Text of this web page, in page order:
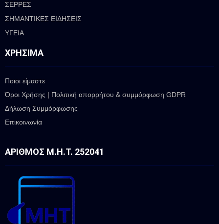
ΣΕΡΡΕΣ
ΣΗΜΑΝΤΙΚΕΣ ΕΙΔΗΣΕΙΣ
ΥΓΕΙΑ
ΧΡΉΣΙΜΑ
Ποιοι είμαστε
Όροι Χρήσης | Πολιτική απορρήτου & συμμόρφωση GDPR
Δήλωση Συμμόρφωσης
Επικοινωνία
ΑΡΙΘΜΌΣ Μ.Η.Τ. 252041